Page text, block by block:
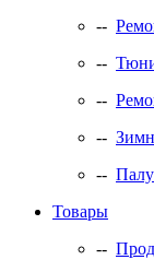
--
--
--
--
--
Товары
--